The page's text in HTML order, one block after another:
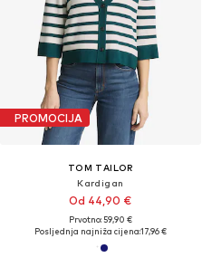
PROMOCIJA
TOM TAILOR
Kardigan
Od 44,90 €
Prvotno: 59,90 €
Posljednja najniža cijena:17,96 €